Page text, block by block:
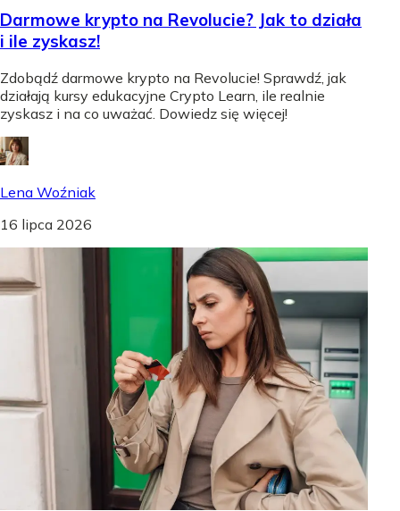
Darmowe krypto na Revolucie? Jak to działa
i ile zyskasz!
Zdobądź darmowe krypto na Revolucie! Sprawdź, jak
działają kursy edukacyjne Crypto Learn, ile realnie
zyskasz i na co uważać. Dowiedz się więcej!
Lena Woźniak
16 lipca 2026